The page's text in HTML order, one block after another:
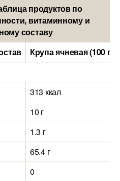
продуктов по
витаминному и
составу
Крупа ячневая (100
313 ккал
10 г
1.3 г
65.4 г
0